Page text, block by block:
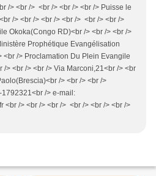
/> <br /> <br /> <br /> <br /> Puisse le
/> <br /> <br /> <br /> <br /> <br />
Okoka(Congo RD)<br /> <br /> <br />
Prophétique Evangélisation
<br /> Proclamation Du Plein Evangile
/> <br /> <br /> Via Marconi,21<br /> <br
/> <br /> <br />
1792321<br /> e-mail:
<br /> <br /> <br /> <br /> <br /> <br />